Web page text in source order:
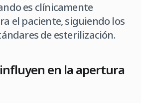
es clínicamente
el paciente, siguiendo los
de esterilización.
en la apertura